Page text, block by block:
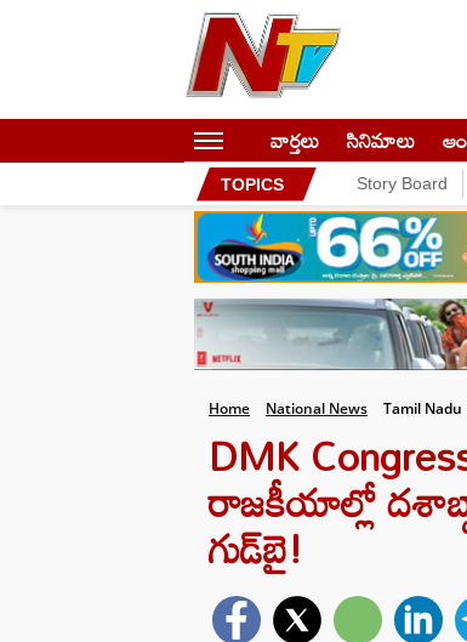
వార్తలు సినిమాలు
TOPICS Story Board
Home National News Tamil Nadu
DMK
రాజకీయాల్లో
గుడ్‌బై!